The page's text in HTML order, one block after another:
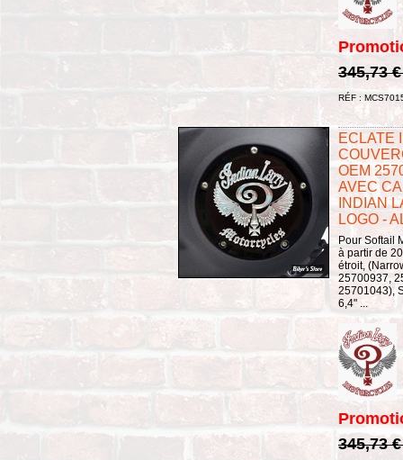
345,73
RÉF :
ECLATE
OEM
AVEC
INDIAN
LOGO -
Pour Softail
à partir de
étroit,
25700937,
25701043),
6,4" ...
345,73